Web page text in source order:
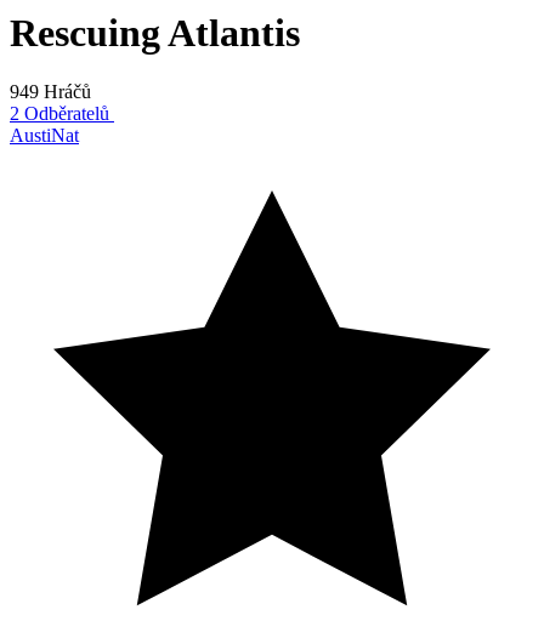
Rescuing Atlantis
949 Hráčů
2 Odběratelů
AustiNat